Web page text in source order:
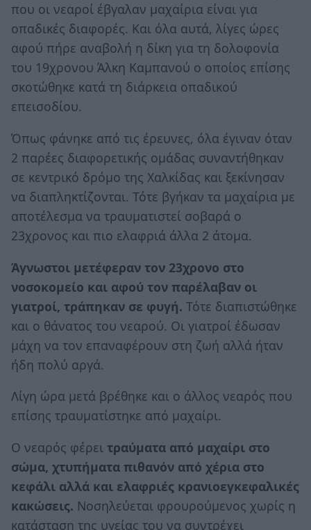
που οι νεαροί έβγαλαν μαχαίρια είναι για
οπαδικές διαφορές. Και όλα αυτά, λίγες ώρες
αφού πήρε αναβολή η δίκη για τη δολοφονία
του 19χρονου Άλκη Καμπανού ο οποίος επίσης
σκοτώθηκε κατά τη διάρκεια οπαδικού
επεισοδίου.
Όπως φάνηκε από τις έρευνες, όλα έγιναν όταν
2 παρέες διαφορετικής ομάδας συναντήθηκαν
σε κεντρικό δρόμο της Χαλκίδας και ξεκίνησαν
να διαπληκτίζονται. Τότε βγήκαν τα μαχαίρια με
αποτέλεσμα να τραυματιστεί σοβαρά ο
23χρονος και πιο ελαφριά άλλα 2 άτομα.
Άγνωστοι μετέφεραν τον 23χρονο στο
νοσοκομείο και αφού τον παρέλαβαν οι
γιατροί, τράπηκαν σε φυγή. Τότε διαπιστώθηκε
και ο θάνατος του νεαρού. Οι γιατροί έδωσαν
μάχη να τον επαναφέρουν στη ζωή αλλά ήταν
ήδη πολύ αργά.
Λίγη ώρα μετά βρέθηκε και ο άλλος νεαρός που
επίσης τραυματίστηκε από μαχαίρι.
Ο νεαρός φέρει τραύματα από μαχαίρι στο
σώμα, χτυπήματα πιθανόν από χέρια στο
κεφάλι αλλά και ελαφριές κρανιοεγκεφαλικές
κακώσεις. Νοσηλεύεται φρουρούμενος χωρίς η
κατάσταση της υγείας του να συντρέχει